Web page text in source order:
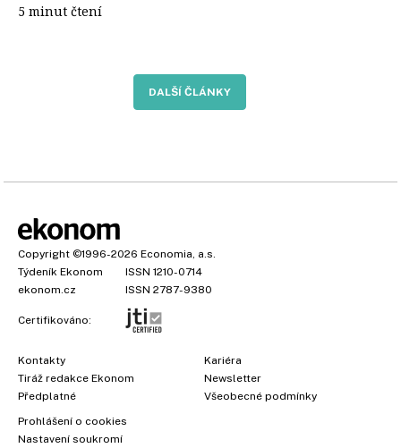
5 minut čtení
DALŠÍ ČLÁNKY
Copyright ©1996-2026 Economia, a.s.
Týdeník Ekonom
ISSN 1210-0714
ekonom.cz
ISSN 2787-9380
Certifikováno:
Kontakty
Tiráž redakce Ekonom
Předplatné
Kariéra
Newsletter
Všeobecné podmínky
Prohlášení o cookies
Nastavení soukromí